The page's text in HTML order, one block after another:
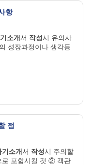
항
소개서 작성시 유의사
성장과정이나 생각등
점
기소개서 작성시 주의할
포함시킬 것 ② 객관